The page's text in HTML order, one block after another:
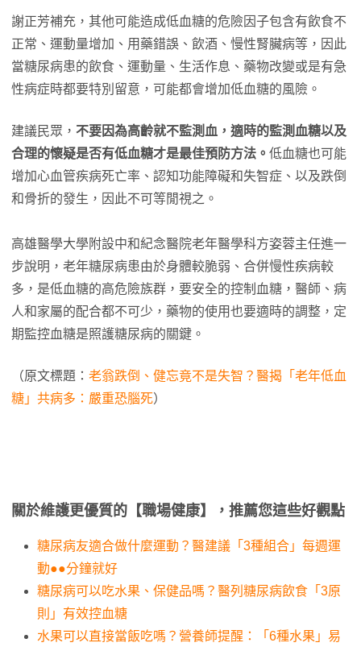
謝正芳補充，其他可能造成低血糖的危險因子包含有飲食不
正常、運動量增加、用藥錯誤、飲酒、慢性腎臟病等，因此
當糖尿病患的飲食、運動量、生活作息、藥物改變或是有急
性病症時都要特別留意，可能都會增加低血糖的風險。
建議民眾， 不要因為高齡就不監測血，適時的監測血糖以及
合理的懷疑是否有低血糖才是最佳預防方法。 低血糖也可能
增加心血管疾病死亡率、認知功能障礙和失智症、以及跌倒
和骨折的發生，因此不可等閒視之。
高雄醫學大學附設中和紀念醫院老年醫學科方姿蓉主任進一
步說明，老年糖尿病患由於身體較脆弱、合併慢性疾病較
多，是低血糖的高危險族群，要安全的控制血糖，醫師、病
人和家屬的配合都不可少，藥物的使用也要適時的調整，定
期監控血糖是照護糖尿病的關鍵。
（原文標題： 老翁跌倒、健忘竟不是失智？醫揭「老年低血
糖」共病多：嚴重恐腦死）
關於維護更優質的【職場健康】，推薦您這些好觀點
糖尿病友適合做什麼運動？醫建議「3種組合」每週運
動●●分鐘就好
糖尿病可以吃水果、保健品嗎？醫列糖尿病飲食「3原
則」有效控血糖
水果可以直接當飯吃嗎？營養師提醒：「6種水果」易